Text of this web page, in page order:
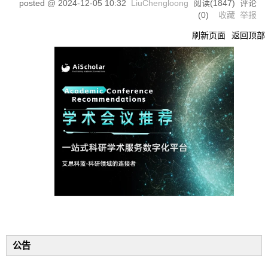
posted @ 2024-12-05 10:32 LiuChengloong 阅读(1847) 评论
(0) 收藏 举报
刷新页面 返回顶部
公告